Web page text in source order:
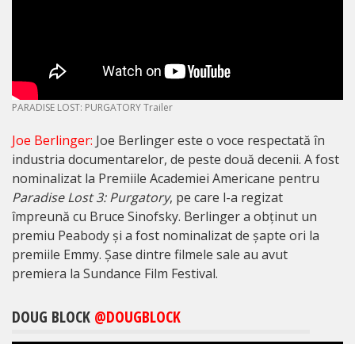
PARADISE LOST: PURGATORY Trailer
Joe Berlinger: Joe Berlinger este o voce respectată în
industria documentarelor, de peste două decenii. A fost
nominalizat la Premiile Academiei Americane pentru
Paradise Lost 3: Purgatory, pe care l-a regizat
împreună cu Bruce Sinofsky. Berlinger a obținut un
premiu Peabody și a fost nominalizat de șapte ori la
premiile Emmy. Șase dintre filmele sale au avut
premiera la Sundance Film Festival.
DOUG BLOCK @DOUGBLOCK